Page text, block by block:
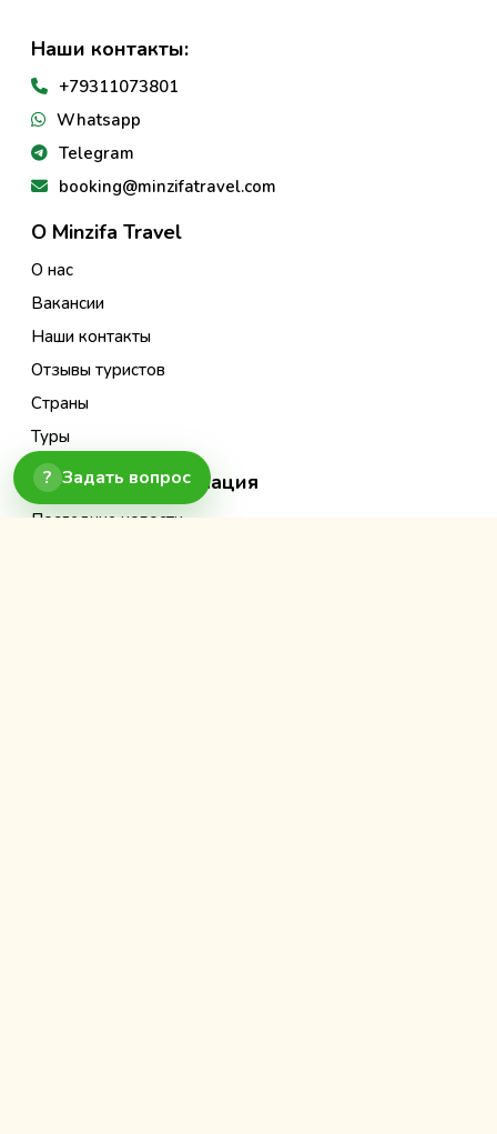
Наши контакты:
+79311073801
Whatsapp
Telegram
booking@minzifatravel.com
О Minzifa Travel
О нас
Вакансии
Наши контакты
Отзывы туристов
Страны
Туры
Полезная информация
Последние новости
? Задать вопрос